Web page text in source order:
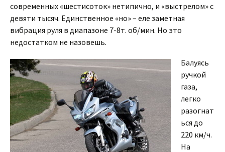
современных «шестисоток» нетипично, и «выстрелом» с
девяти тысяч. Единственное «но» – еле заметная
вибрация руля в диапазоне 7-8т. об/мин. Но это
недостатком не назовешь.
Балуясь
ручкой
газа,
легко
разогнат
ься до
220 км/ч.
На